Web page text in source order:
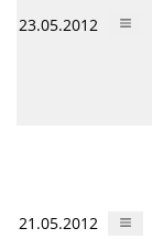
23.05.2012
21.05.2012